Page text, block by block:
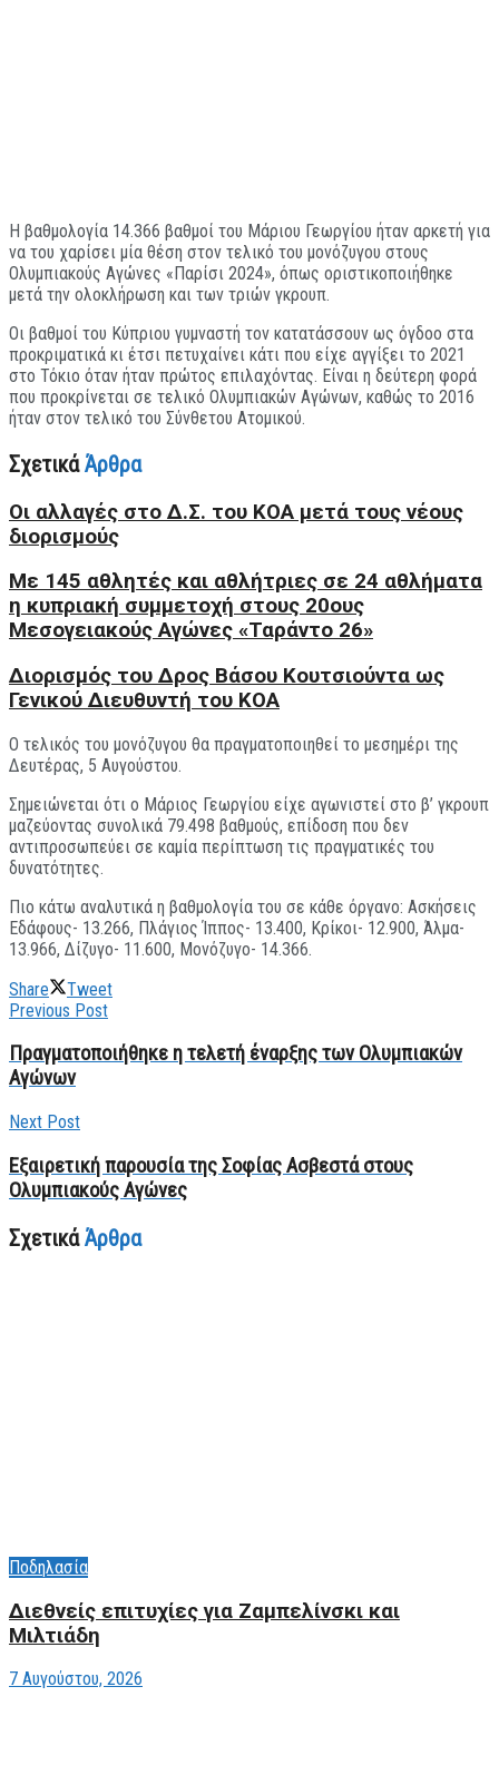
H βαθμολογία 14.366 βαθμοί του Μάριου Γεωργίου ήταν αρκετή για
να του χαρίσει μία θέση στον τελικό του μονόζυγου στους
Ολυμπιακούς Αγώνες «Παρίσι 2024», όπως οριστικοποιήθηκε
μετά την ολοκλήρωση και των τριών γκρουπ.
Οι βαθμοί του Κύπριου γυμναστή τον κατατάσσουν ως όγδοο στα
προκριματικά κι έτσι πετυχαίνει κάτι που είχε αγγίξει το 2021
στο Τόκιο όταν ήταν πρώτος επιλαχόντας. Είναι η δεύτερη φορά
που προκρίνεται σε τελικό Ολυμπιακών Αγώνων, καθώς το 2016
ήταν στον τελικό του Σύνθετου Ατομικού.
ΣχετικάΆρθρα
Οι αλλαγές στο Δ.Σ. του ΚΟΑ μετά τους νέους
διορισμούς
Με 145 αθλητές και αθλήτριες σε 24 αθλήματα
η κυπριακή συμμετοχή στους 20ους
Μεσογειακούς Αγώνες «Ταράντο 26»
Διορισμός του Δρος Βάσου Κουτσιούντα ως
Γενικού Διευθυντή του KOA
Ο τελικός του μονόζυγου θα πραγματοποιηθεί το μεσημέρι της
Δευτέρας, 5 Αυγούστου.
Σημειώνεται ότι ο Μάριος Γεωργίου είχε αγωνιστεί στο β’ γκρουπ
μαζεύοντας συνολικά 79.498 βαθμούς, επίδοση που δεν
αντιπροσωπεύει σε καμία περίπτωση τις πραγματικές του
δυνατότητες.
Πιο κάτω αναλυτικά η βαθμολογία του σε κάθε όργανο: Ασκήσεις
Εδάφους- 13.266, Πλάγιος Ίππος- 13.400, Κρίκοι- 12.900, Άλμα-
13.966, Δίζυγο- 11.600, Μονόζυγο- 14.366.
Share
Tweet
Previous Post
Πραγματοποιήθηκε η τελετή έναρξης των Ολυμπιακών
Αγώνων
Next Post
Εξαιρετική παρουσία της Σοφίας Ασβεστά στους
Ολυμπιακούς Αγώνες
ΣχετικάΆρθρα
Ποδηλασία
Διεθνείς επιτυχίες για Ζαμπελίνσκι και
Μιλτιάδη
7 Αυγούστου, 2026